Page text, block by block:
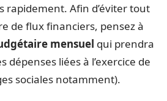
rapidement. Afin d’éviter tout
de flux financiers, pensez à
mensuel qui prendra
dépenses liées à l’exercice de
sociales notamment).